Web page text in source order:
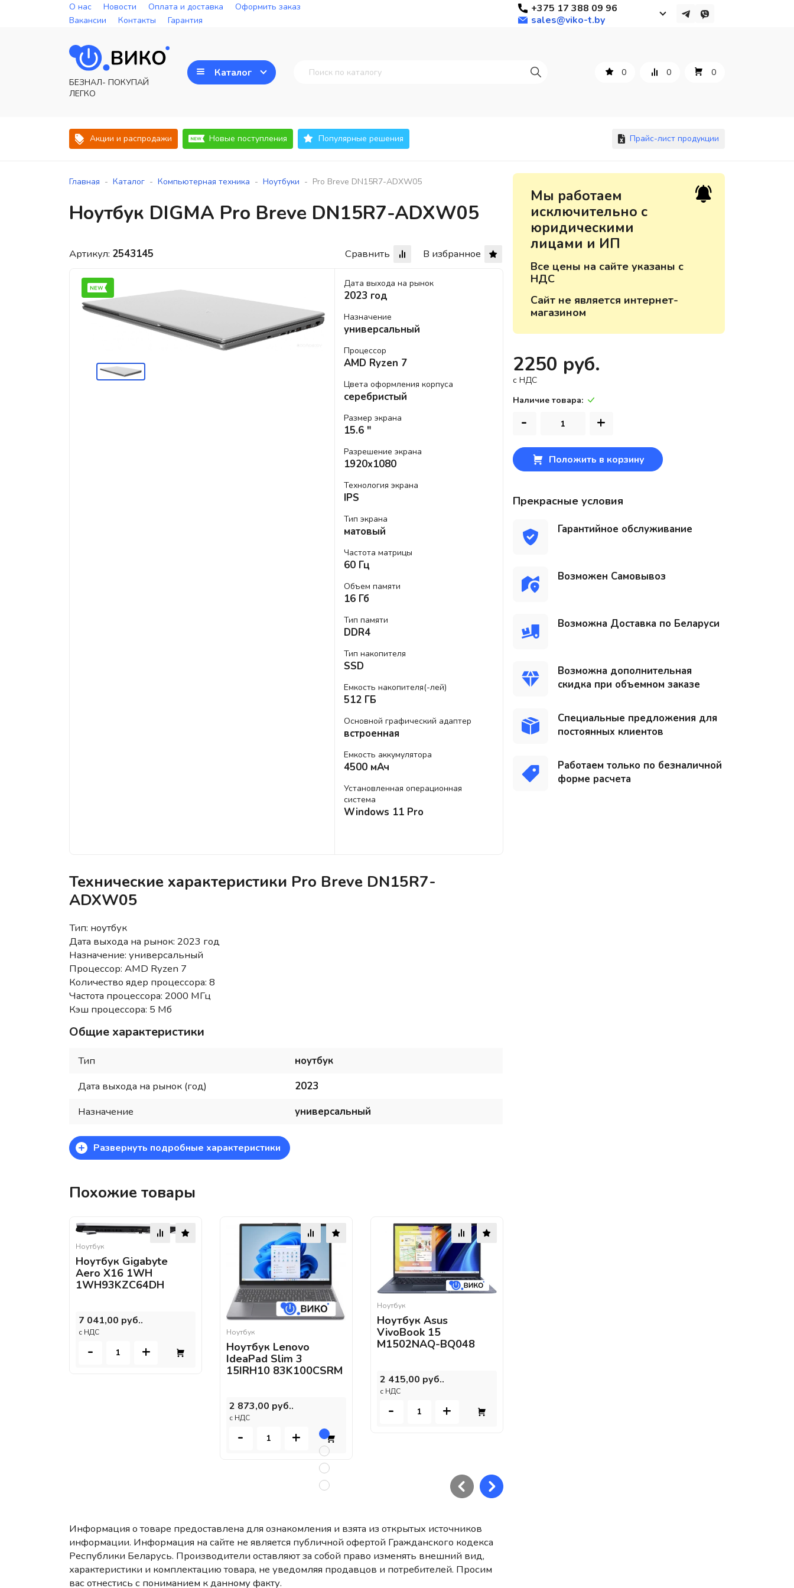
О нас Новости Оплата и доставка
Оформить заказ
Вакансии
Контакты Гарантия
+375 17 388 09 96
sales@viko-t.by
+375 17 388 09 96
По всем вопросам
sales@viko-t.by
Оплата и доставка
Контакты
17, пом. 38, оф. №1
БЕЗНАЛ- ПОКУПАЙ
ЛЕГКО
Каталог 0 0 0
Акции и распродажи Новые поступления Популярные решения Прайс-лист продукции
Главная - Каталог - Компьютерная техника - Ноутбуки - Pro Breve DN15R7-ADXW05
Ноутбук DIGMA Pro Breve DN15R7-ADXW05
Артикул: 2543145 Сравнить В избранное
Дата выхода на рынок
2023 год
Назначение
универсальный
Процессор
AMD Ryzen 7
Цвета оформления корпуса
серебристый
Размер экрана
15.6 "
Разрешение экрана
1920x1080
Технология экрана
IPS
Тип экрана
матовый
Частота матрицы
60 Гц
Объем памяти
16 Гб
Тип памяти
DDR4
Тип накопителя
SSD
Емкость накопителя(-лей)
512 ГБ
Основной графический адаптер
встроенная
Емкость аккумулятора
4500 мАч
Установленная операционная
система
Windows 11 Pro
Технические характеристики Pro Breve DN15R7-
ADXW05
Тип: ноутбук
Дата выхода на рынок: 2023 год
Назначение: универсальный
Процессор: AMD Ryzen 7
Количество ядер процессора: 8
Частота процессора: 2000 МГц
Кэш процессора: 5 Мб
Общие характеристики
Тип
ноутбук
Дата выхода на рынок (год)
2023
Назначение
универсальный
+ Развернуть подробные характеристики
Похожие товары
Ноутбук
Ноутбук Gigabyte
Aero X16 1WH
1WH93KZC64DH
7 041,00 руб..
c НДС
- +
Ноутбук
Ноутбук Lenovo
IdeaPad Slim 3
15IRH10 83K100CSRM
2 873,00 руб..
c НДС
- +
Ноутбук
Ноутбук Asus
VivoBook 15
M1502NAQ-BQ048
2 415,00 руб..
c НДС
- +
Информация о товаре предоставлена для ознакомления и взята из открытых источников
информации. Информация на сайте не является публичной офертой Гражданского кодекса
Республики Беларусь. Производители оставляют за собой право изменять внешний вид,
характеристики и комплектацию товара, не уведомляя продавцов и потребителей. Просим
вас отнестись с пониманием к данному факту.
Мы работаем
исключительно с
юридическими
лицами и ИП
Все цены на сайте указаны с
НДС
Сайт не является интернет-
магазином
2250 руб.
c НДС
Наличие товара:
- +
Положить в корзину
Прекрасные условия
Гарантийное обслуживание
Возможен Самовывоз
Возможна Доставка по Беларуси
Возможна дополнительная
скидка при объемном заказе
Специальные предложения для
постоянных клиентов
Работаем только по безналичной
форме расчета